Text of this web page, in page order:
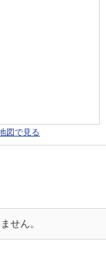
図で見る
せん。